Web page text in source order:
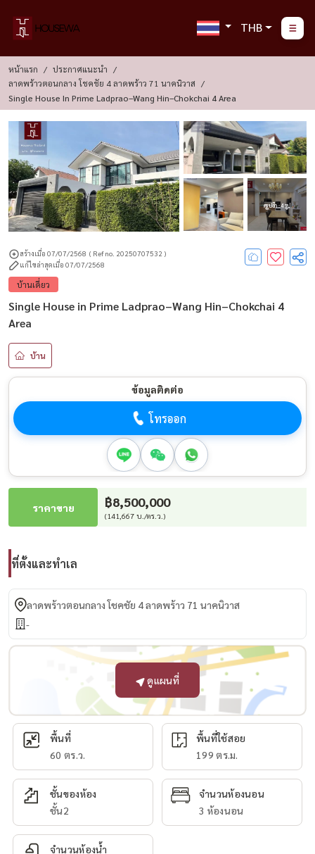
THB
หน้าแรก
ประกาศแนะนำ
ลาดพร้าวตอนกลาง โชคชัย 4 ลาดพร้าว 71 นาคนิวาส
Single House In Prime Ladprao–Wang Hin–Chokchai 4 Area
ดูรูปอีก : 4 รูป
สร้างเมื่อ 07/07/2568 ( Ref no. 20250707532 )
แก้ไขล่าสุดเมื่อ 07/07/2568
บ้านเดี่ยว
Single House in Prime Ladprao–Wang Hin–Chokchai 4
Area
บ้าน
ข้อมูลติดต่อ
โทรออก
ราคาขาย ฿8,500,000
(141,667 บ./ตร.ว.)
ที่ตั้งและทำเล
ลาดพร้าวตอนกลาง โชคชัย 4 ลาดพร้าว 71 นาคนิวาส
-
ดูแผนที่
พื้นที่
60 ตร.ว.
พื้นที่ใช้สอย
199 ตร.ม.
ชั้นของห้อง
ชั้น2
จำนวนห้องนอน
3 ห้องนอน
จำนวนห้องน้ำ